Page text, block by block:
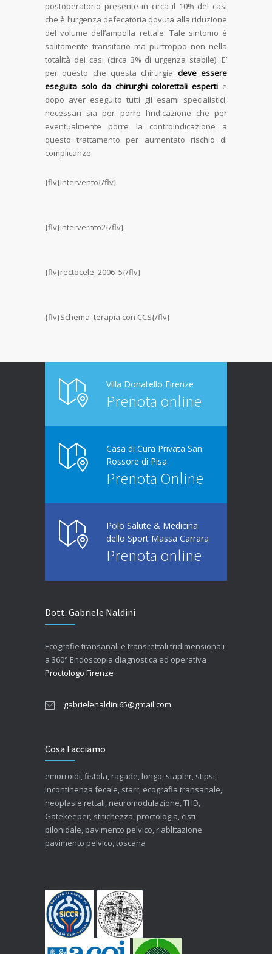
postoperatorio presente in circa il 10% del casi
che è l’urgenza defecatoria dovuta alla riduzione
del volume dell’ampolla rettale. Tale sintomo è
solitamente transitorio ma purtroppo non nella
totalità dei casi (circa 3% di urgenza stabile). E’
per questo che questa chirurgia deve essere
eseguita solo da chirurghi colorettali esperti e
dopo aver eseguito tutti gli esami specialistici,
necessari sia per porre l’indicazione che per
eventualmente porre la controindicazione a
questo trattamento per aumentato rischio di
complicanze.
{flv}Intervento{/flv}
{flv}intervernto2{/flv}
{flv}rectocele_2006_5{/flv}
{flv}Schema_terapia con CCS{/flv}
Villa Donatello Firenze
Prenota online
Casa di Cura Privata San
Rossore di Pisa
Prenota Online
Polo Salute & Medicina
dello Sport Massa Carrara
Prenota online
Dott. Gabriele Naldini
Ecografie transanali e transrettali tridimensionali
a 360° Endoscopia diagnostica ed operativa
Proctologo Firenze
gabrielenaldini65@gmail.com
Cosa Facciamo
emorroidi, fistola, ragade, longo, stapler, stipsi,
incontinenza fecale, starr, ecografia transanale,
neoplasie rettali, neuromodulazione, THD,
Gatekeeper, stitichezza, proctologia, cisti
pilonidale, pavimento pelvico, riablitazione
pavimento pelvico, toscana